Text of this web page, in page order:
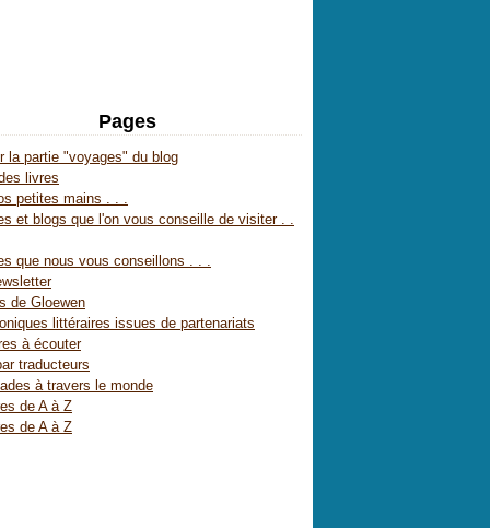
Pages
la partie "voyages" du blog
livres
petites mains . . .
et blogs que l'on vous conseille de visiter . .
que nous vous conseillons . . .
de Gloewen
littéraires issues de partenariats
à écouter
traducteurs
à travers le monde
de A à Z
de A à Z